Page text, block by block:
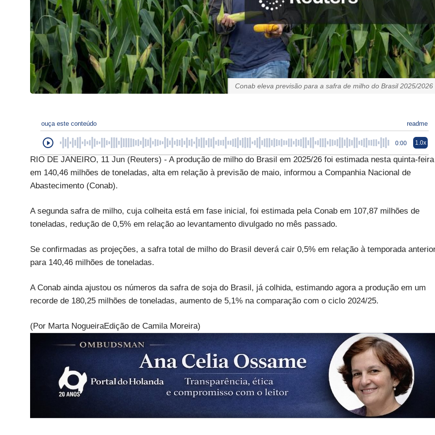
Conab eleva previsão para a safra de milho do Brasil 2025/2026
ouça este conteúdo readme
0:00 1.0x
RIO DE JANEIRO, 11 Jun (Reuters) - A produção de milho do Brasil em 2025/26 foi estimada nesta quinta-feira
em 140,46 milhões de toneladas, alta em relação à previsão de maio, informou a Companhia Nacional de
Abastecimento (Conab).
A segunda safra de milho, cuja colheita está em fase inicial, foi estimada pela Conab em 107,87 milhões de
toneladas, redução de 0,5% em relação ao levantamento divulgado no mês passado.
Se confirmadas as projeções, a safra total de milho do Brasil deverá cair 0,5% em relação à temporada
para 140,46 milhões de toneladas.
A Conab ainda ajustou os números da safra de soja do Brasil, já colhida, estimando agora a produção em um
recorde de 180,25 milhões de toneladas, aumento de 5,1% na comparação com o ciclo 2024/25.
(Por Marta NogueiraEdição de Camila Moreira)